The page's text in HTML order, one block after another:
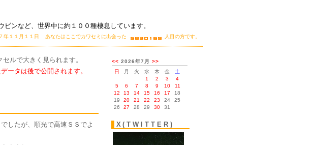
ンなど、世界中に約１００種棲息しています。
年１１月１１日 あなたはここでカワセミに出会った 人目の方です。
ルで大きく見られます。
ータは後で公開されます。
したが、順光で高速ＳＳでよ
X(TWITTER)